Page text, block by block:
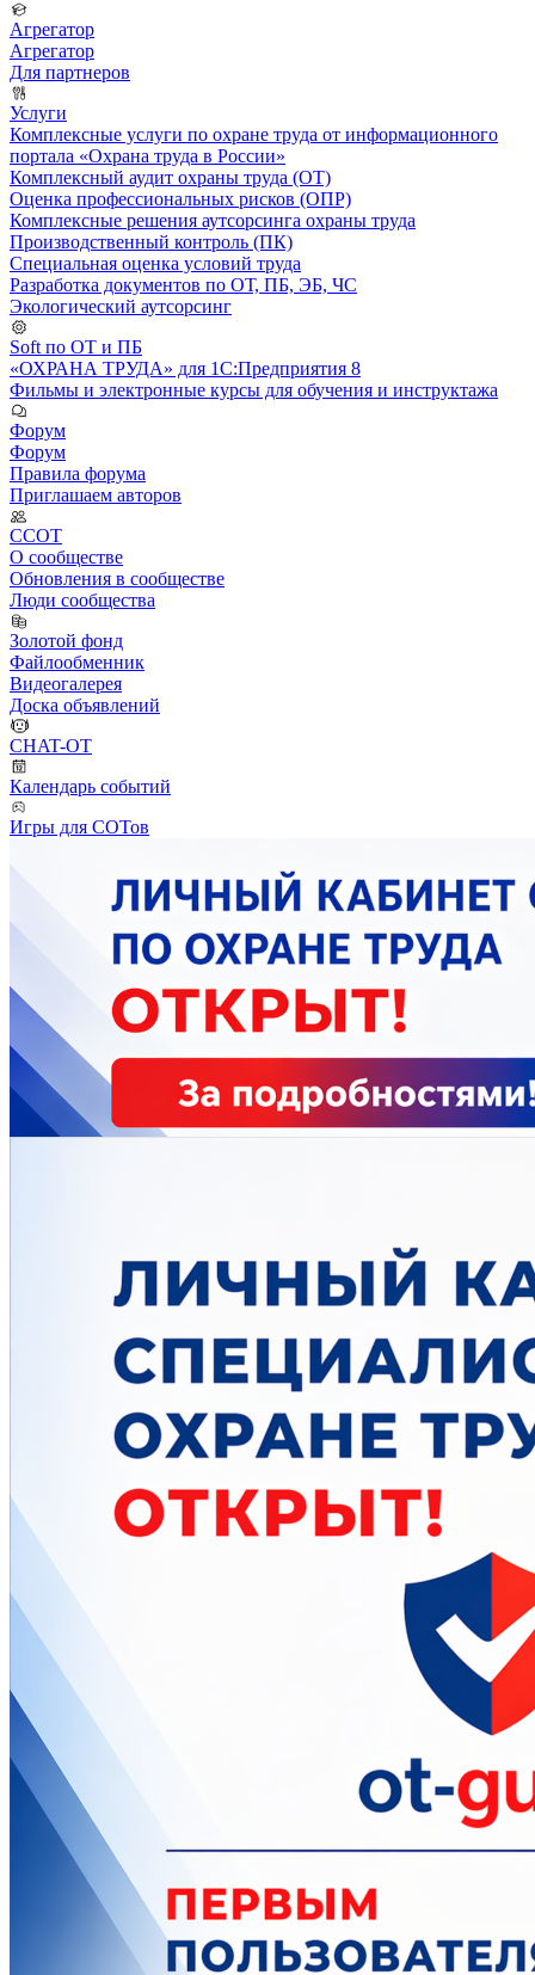
Агрегатор
Агрегатор
Для партнеров
Услуги
Комплексные услуги по охране труда от информационного
портала «Охрана труда в России»
Комплексный аудит охраны труда (ОТ)
Оценка профессиональных рисков (ОПР)
Комплексные решения аутсорсинга охраны труда
Производственный контроль (ПК)
Специальная оценка условий труда
Разработка документов по ОТ, ПБ, ЭБ, ЧС
Экологический аутсорсинг
Soft по ОТ и ПБ
«ОХРАНА ТРУДА» для 1С:Предприятия 8
Фильмы и электронные курсы для обучения и инструктажа
Форум
Форум
Правила форума
Приглашаем авторов
ССОТ
О сообществе
Обновления в сообществе
Люди сообщества
Золотой фонд
Файлообменник
Видеогалерея
Доска объявлений
CHAT-OT
Календарь событий
Игры для СОТов